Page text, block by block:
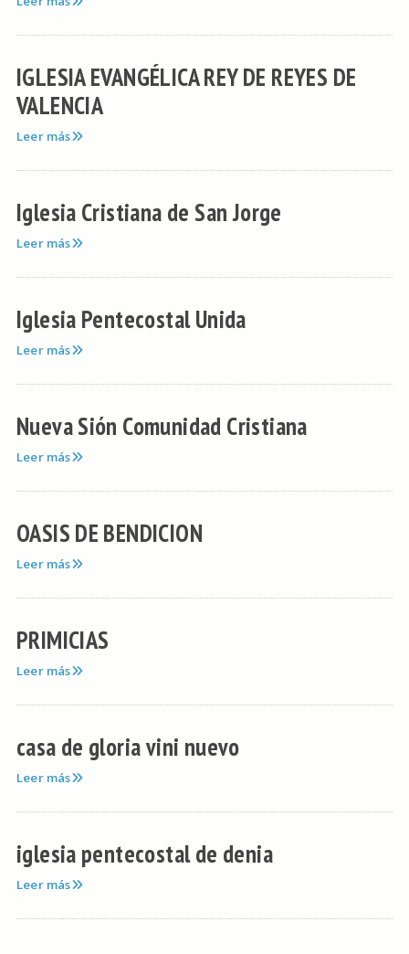
IGLESIA EVANGÉLICA REY DE REYES DE
VALENCIA
Leer más
Iglesia Cristiana de San Jorge
Leer más
Iglesia Pentecostal Unida
Leer más
Nueva Sión Comunidad Cristiana
Leer más
OASIS DE BENDICION
Leer más
PRIMICIAS
Leer más
casa de gloria vini nuevo
Leer más
iglesia pentecostal de denia
Leer más